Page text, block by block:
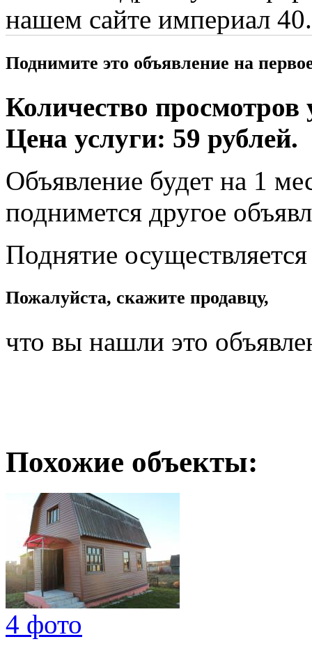
нашем сайте империал 40.
Поднимите это объявление на
Количество просмотров
Цена услуги: 59 рублей.
Объявление будет на 1
поднимется другое
Поднятие
Пожалуйста, скажите продавцу,
что вы нашли это
Похожие объекты:
4 фото